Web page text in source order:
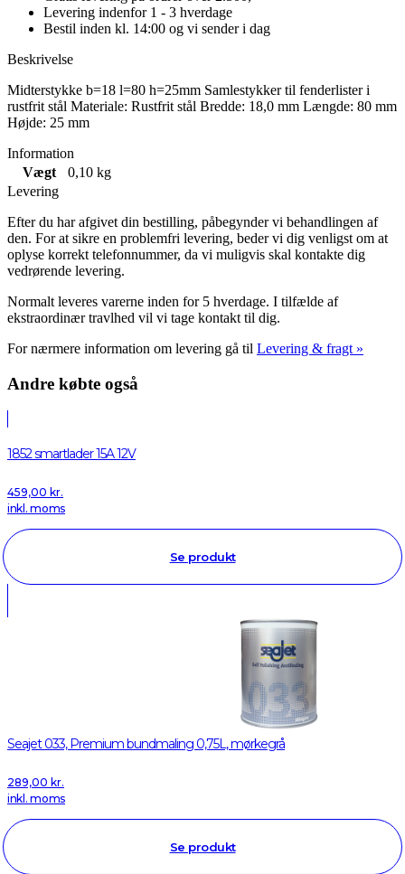
Levering indenfor 1 - 3 hverdage
Bestil inden kl. 14:00 og vi sender i dag
Beskrivelse
Midterstykke b=18 l=80 h=25mm Samlestykker til fenderlister i
rustfrit stål Materiale: Rustfrit stål Bredde: 18,0 mm Længde: 80 mm
Højde: 25 mm
Information
Vægt
0,10 kg
Levering
Efter du har afgivet din bestilling, påbegynder vi behandlingen af
den. For at sikre en problemfri levering, beder vi dig venligst om at
oplyse korrekt telefonnummer, da vi muligvis skal kontakte dig
vedrørende levering.
Normalt leveres varerne inden for 5 hverdage. I tilfælde af
ekstraordinær travlhed vil vi tage kontakt til dig.
For nærmere information om levering gå til Levering & fragt »
Andre købte også
1852 smartlader 15A 12V
459,00 kr.
inkl. moms
Se produkt
Seajet 033, Premium bundmaling 0,75L, mørkegrå
289,00 kr.
inkl. moms
Se produkt